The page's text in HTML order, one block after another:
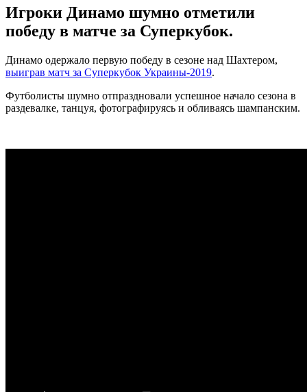
Игроки Динамо шумно отметили
победу в матче за Суперкубок.
Динамо одержало первую победу в сезоне над Шахтером,
выиграв матч за Суперкубок Украины-2019.
Футболисты шумно отпраздновали успешное начало сезона в
раздевалке, танцуя, фотографируясь и обливаясь шампанским.